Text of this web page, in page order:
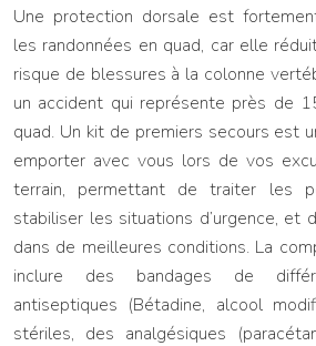
Une protection dorsale est
les randonnées en quad, car elle
risque de blessures à la colonne
un accident qui représente près de
quad. Un kit de premiers secours est
emporter avec vous lors de vos
terrain, permettant de traiter les
stabiliser les situations d’urgence, et
dans de meilleures conditions. La
inclure des bandages de
antiseptiques (Bétadine, alcool
stériles, des analgésiques